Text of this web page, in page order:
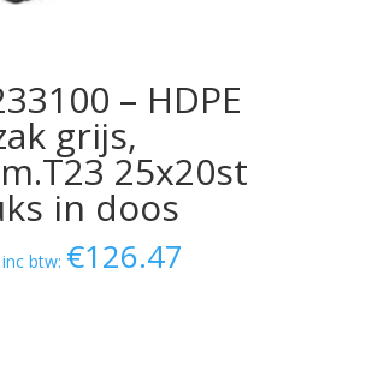
– HDPE
grijs,
25x20st
in doos
inc btw: €126.47